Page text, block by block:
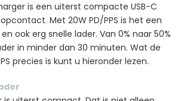
is een uiterst compacte USB-C
Met 20W PD/PPS is het een
ook erg snelle lader. Van 0% naar 50%
in minder dan 30 minuten. Wat de
precies is kunt u hieronder lezen.